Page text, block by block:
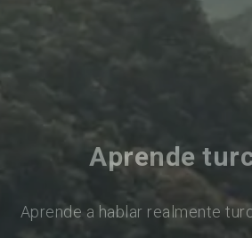
Aprende
Aprende a hablar realmente